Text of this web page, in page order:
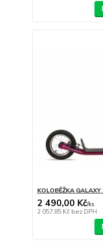
KOLOBĚŽKA
2 490,00 Kč/ks
2 057,85 Kč bez DPH